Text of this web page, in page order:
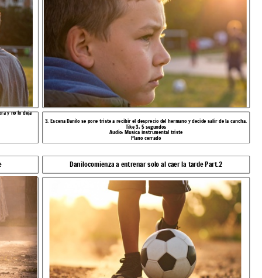
Danilocomienza a entrenar solo al caer la tarde Part.2
y no lo deja
3. Escena Danilo se pone triste a recibir el desprecio del hermano y decide salir de la cancha.
Tike 3: 5 segundos
Audio: Musica instrumental triste
Plano cerrado